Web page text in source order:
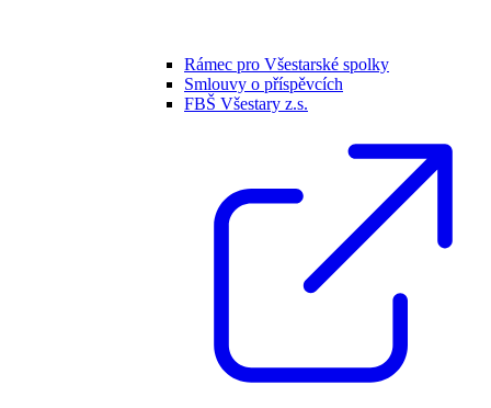
Rámec pro Všestarské spolky
Smlouvy o příspěvcích
FBŠ Všestary z.s.